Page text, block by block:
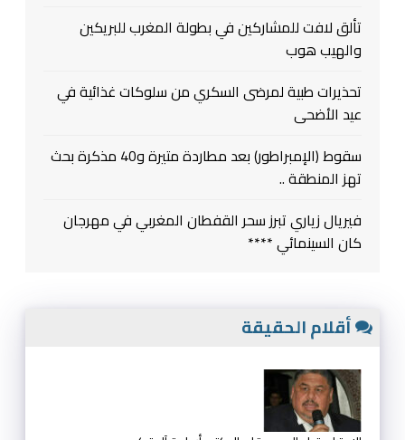
تألق لافت للمشاركين في بطولة المغرب للبريكين
والهيب هوب
تحذيرات طبية لمرضى السكري من سلوكات غذائية في
عيد الأضحى
سقوط (الإمبراطور) بعد مطاردة متيرة و40 مذكرة بحث
تهز المنطقة ..
فيريال زياري تبرز سحر القفطان المغربي في مهرجان
كان السينمائي ****
أقلام الحقيقة